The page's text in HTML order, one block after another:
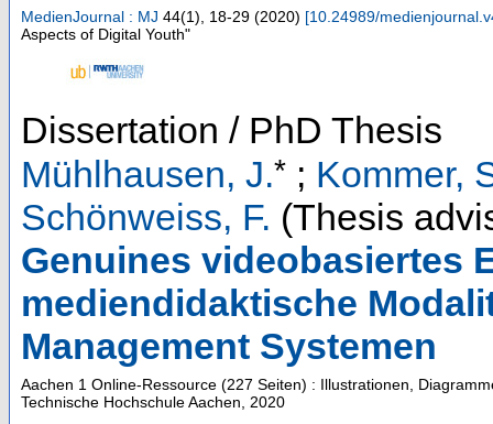
MedienJournal : MJ 44(1), 18-29 (2020) [10.24989/
Aspects of Digital Youth"
Dissertation / PhD Thesis
Mühlhausen, J.* ; Kommer,
Schönweiss, F. (Thesis
Genuines videobasiertes
mediendidaktische
Management Systemen
Aachen 1 Online-Ressource (227 Seiten) : Illustrationen,
Technische Hochschule Aachen, 2020